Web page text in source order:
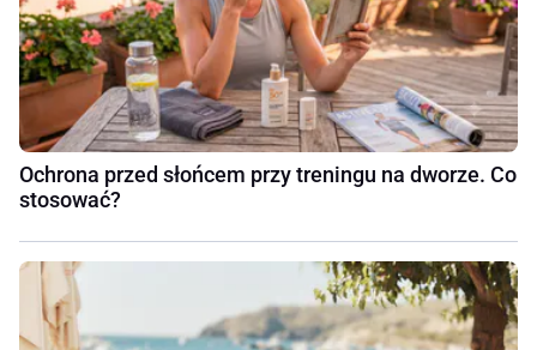
Ochrona przed słońcem przy treningu na dworze. Co
stosować?